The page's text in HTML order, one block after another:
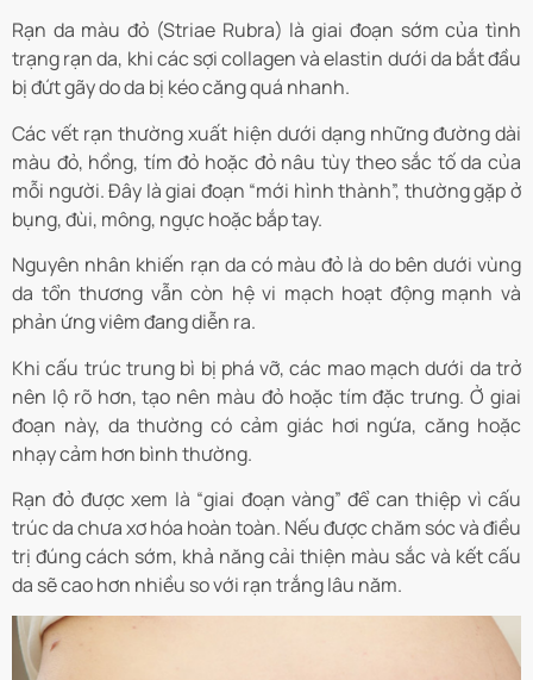
Rạn da màu đỏ (Striae Rubra) là giai đoạn sớm của tình
trạng rạn da, khi các sợi collagen và elastin dưới da bắt đầu
bị đứt gãy do da bị kéo căng quá nhanh.
Các vết rạn thường xuất hiện dưới dạng những đường dài
màu đỏ, hồng, tím đỏ hoặc đỏ nâu tùy theo sắc tố da của
mỗi người. Đây là giai đoạn “mới hình thành”, thường gặp ở
bụng, đùi, mông, ngực hoặc bắp tay.
Nguyên nhân khiến rạn da có màu đỏ là do bên dưới vùng
da tổn thương vẫn còn hệ vi mạch hoạt động mạnh và
phản ứng viêm đang diễn ra.
Khi cấu trúc trung bì bị phá vỡ, các mao mạch dưới da trở
nên lộ rõ hơn, tạo nên màu đỏ hoặc tím đặc trưng. Ở giai
đoạn này, da thường có cảm giác hơi ngứa, căng hoặc
nhạy cảm hơn bình thường.
Rạn đỏ được xem là “giai đoạn vàng” để can thiệp vì cấu
trúc da chưa xơ hóa hoàn toàn. Nếu được chăm sóc và điều
trị đúng cách sớm, khả năng cải thiện màu sắc và kết cấu
da sẽ cao hơn nhiều so với rạn trắng lâu năm.